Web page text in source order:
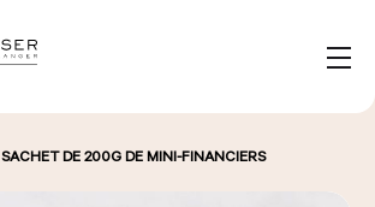
SACHET DE 200G DE MINI-FINANCIERS